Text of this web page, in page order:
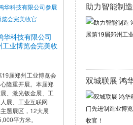
华科技有限公司
业博览会完美收
届郑州工业博览会
隆重开展。本届郑
、激光钣金展、工
展、工业互联网
题展区，12大展
平方米。
助力智能制
双城联展 鸿